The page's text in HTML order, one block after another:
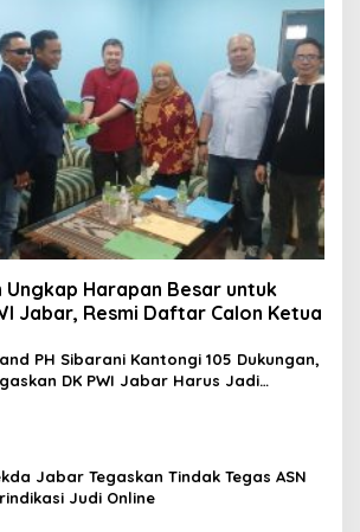
Ungkap Harapan Besar untuk
Jabar, Resmi Daftar Calon Ketua
PH Sibarani Kantongi 105 Dukungan,
DK PWI Jabar Harus Jadi
Jabar Tegaskan Tindak Tegas ASN
Judi Online